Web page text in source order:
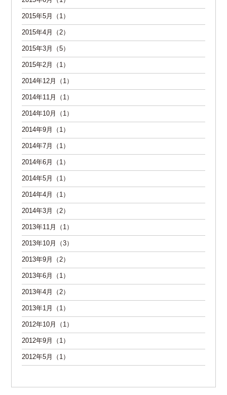
2015年5月（1）
2015年4月（2）
2015年3月（5）
2015年2月（1）
2014年12月（1）
2014年11月（1）
2014年10月（1）
2014年9月（1）
2014年7月（1）
2014年6月（1）
2014年5月（1）
2014年4月（1）
2014年3月（2）
2013年11月（1）
2013年10月（3）
2013年9月（2）
2013年6月（1）
2013年4月（2）
2013年1月（1）
2012年10月（1）
2012年9月（1）
2012年5月（1）